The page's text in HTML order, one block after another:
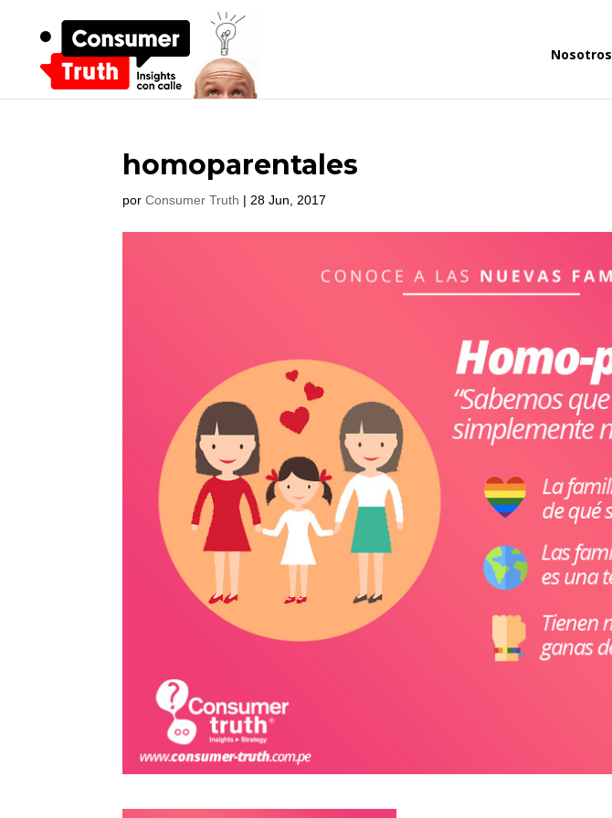
Nosotros
homoparentales
porConsumer Truth | 28 Jun, 2017